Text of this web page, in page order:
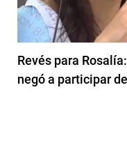
Revés para
negó a participar